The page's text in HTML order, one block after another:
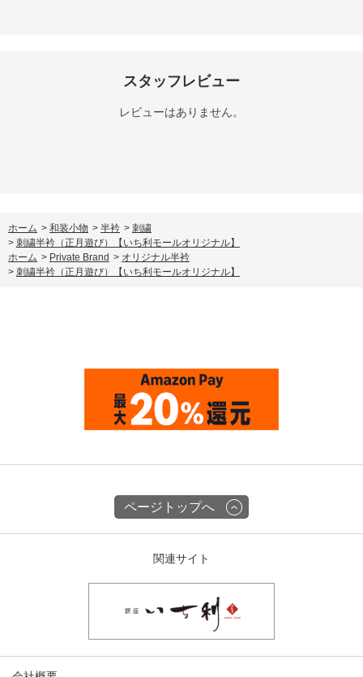
スタッフレビュー
レビューはありません。
ホーム > 和装小物 > 半衿 > 刺繍
> 刺繍半衿（正月遊び）【いち利モールオリジナル】
ホーム > Private Brand > オリジナル半衿
> 刺繍半衿（正月遊び）【いち利モールオリジナル】
ページトップへ
関連サイト